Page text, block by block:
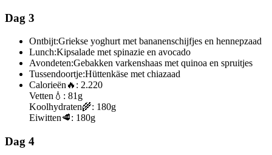
Dag 3
Ontbijt:Griekse yoghurt met bananenschijfjes en hennepzaad
Lunch:Kipsalade met spinazie en avocado
Avondeten:Gebakken varkenshaas met quinoa en spruitjes
Tussendoortje:Hüttenkäse met chiazaad
Calorieën 🔥: 2.220
Vetten 💧: 81g
Koolhydraten🌾: 180g
Eiwitten🥩: 180g
Dag 4